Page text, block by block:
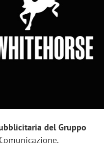
del Gruppo
agli eventi: come la
Kicè punta a eliminare lo
di relazioni"